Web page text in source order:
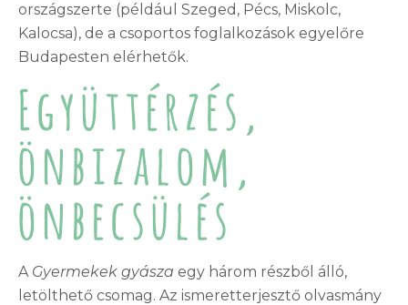
országszerte (például Szeged, Pécs, Miskolc,
Kalocsa), de a csoportos foglalkozások egyelőre
Budapesten elérhetők.
Együttérzés,
önbizalom,
önbecsülés
A Gyermekek gyásza egy három részből álló,
letölthető csomag. Az ismeretterjesztő olvasmány